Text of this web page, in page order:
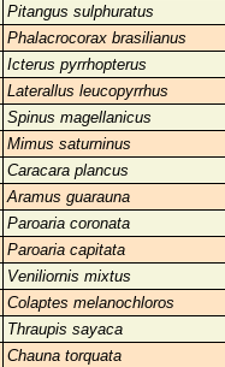
Pitangus sulphuratus
Phalacrocorax brasilianus
Icterus pyrrhopterus
Laterallus leucopyrrhus
Spinus magellanicus
Mimus saturninus
Caracara plancus
Aramus guarauna
Paroaria coronata
Paroaria capitata
Veniliornis mixtus
Colaptes melanochloros
Thraupis sayaca
Chauna torquata